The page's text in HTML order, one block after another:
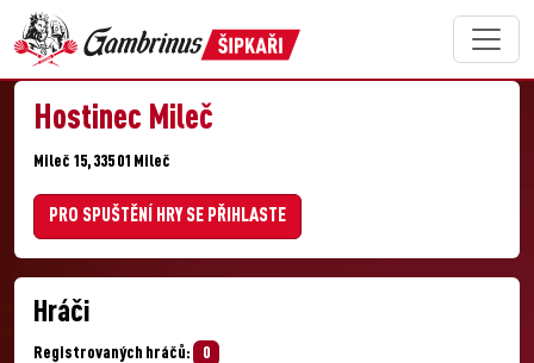
Hostinec Mileč
Mileč 15, 335 01 Mileč
PRO SPUŠTĚNÍ HRY SE PŘIHLASTE
Hráči
Registrovaných hráčů: 0